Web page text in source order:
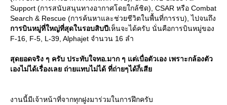
Support (การสนับสนุนทางอากาศโดยใกล้ชิด), CSAR หรือ Combat
Search & Rescue (การค้นหาและช่วยชีวิตในพื้นที่การรบ), ไปจนถึง
การบินหมู่ที่ใหญ่ที่สุดในรอบสิบปีเห็นจะได้ครับ นั่นคือการบินหมู่ของ
F-16, F-5, L-39, Alphajet จำนวน 16 ลำ
สุดยอดจริง ๆ ครับ ประทับใจทอ.มาก ๆ แต่เบื่อตัวเอง เพราะกล้องตัว
เองไม่ได้เรื่องเลย ถ่ายแทบไม่ได้ ที่ถ่ายๆได้ก็เสี
งานนี้มีเจ้าหน้าที่จากทุกฝูงมาร่วมในการฝึกครับ